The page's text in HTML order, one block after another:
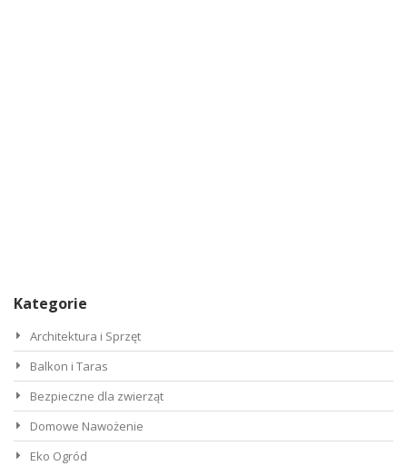
Kategorie
Architektura i Sprzęt
Balkon i Taras
Bezpieczne dla zwierząt
Domowe Nawożenie
Eko Ogród